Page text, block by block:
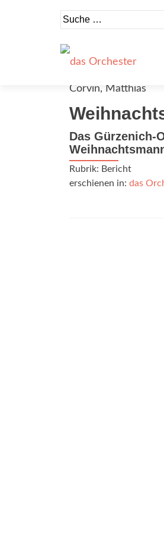
Suche
nach:
Corvin, Matthias
Das Gürzenich-
Rubrik: Bericht
erschienen in: das